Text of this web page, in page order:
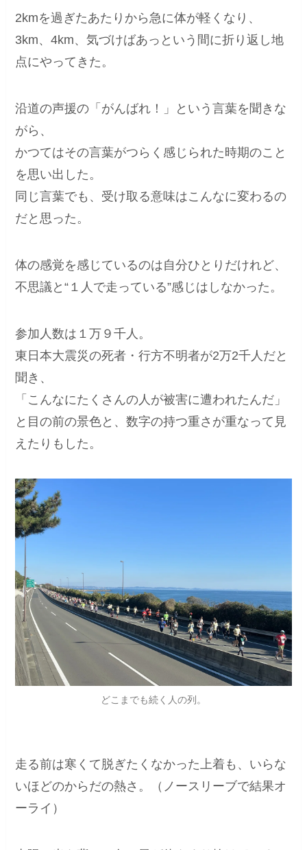
2kmを過ぎたあたりから急に体が軽くなり、
3km、4km、気づけばあっという間に折り返し地
点にやってきた。
沿道の声援の「がんばれ！」という言葉を聞きな
がら、
かつてはその言葉がつらく感じられた時期のこと
を思い出した。
同じ言葉でも、受け取る意味はこんなに変わるの
だと思った。
体の感覚を感じているのは自分ひとりだけれど、
不思議と“１人で走っている”感じはしなかった。
参加人数は１万９千人。
東日本大震災の死者・行方不明者が2万2千人だと
聞き、
「こんなにたくさんの人が被害に遭われたんだ」
と目の前の景色と、数字の持つ重さが重なって見
えたりもした。
どこまでも続く人の列。
走る前は寒くて脱ぎたくなかった上着も、いらな
いほどのからだの熱さ。（ノースリーブで結果オ
ーライ）